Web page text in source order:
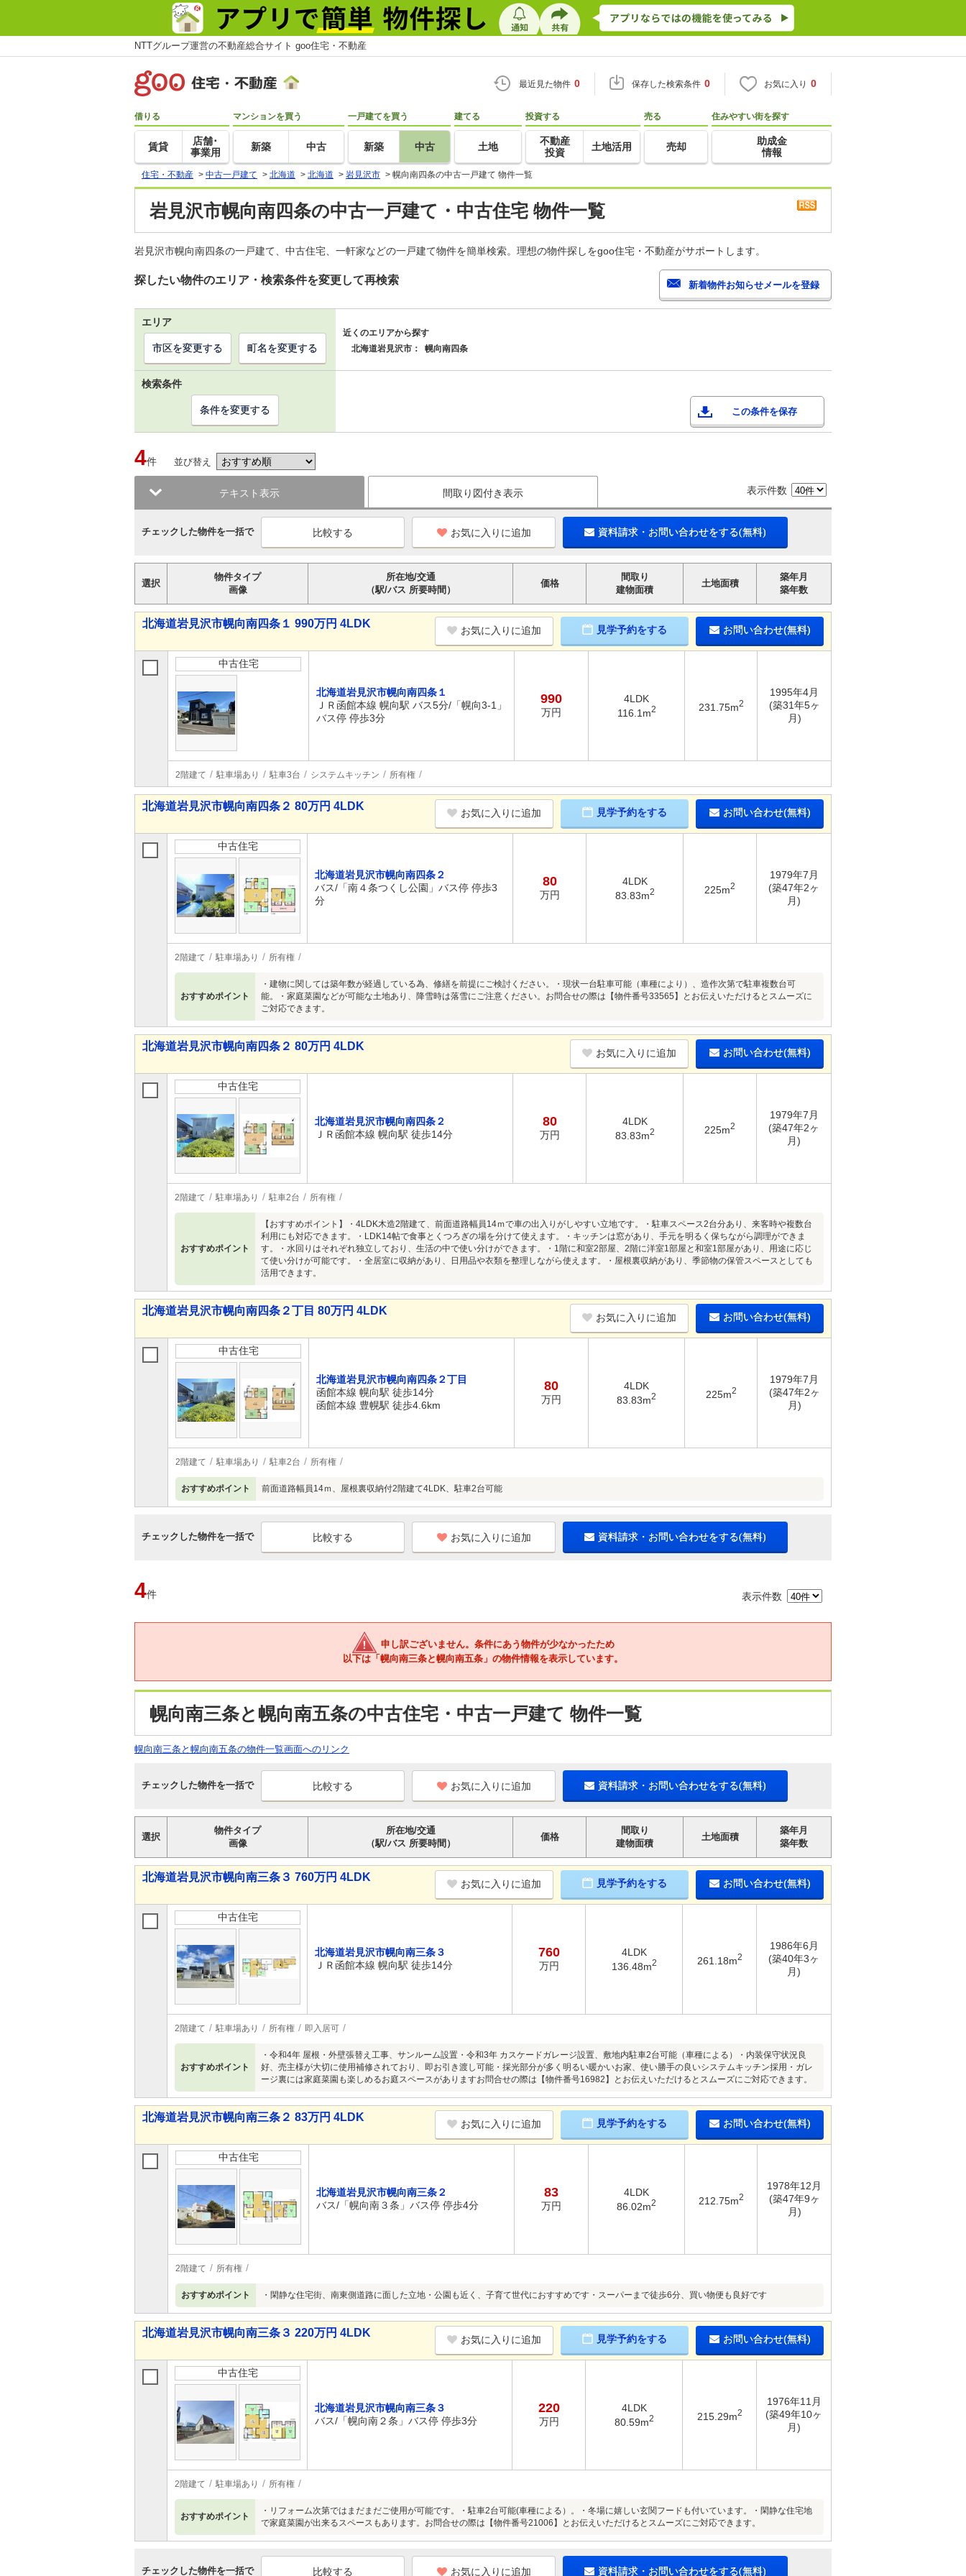
NTTグループ運営の不動産総合サイト goo住宅・不動産
最近見た物件 0 保存した検索条件 0 お気に入り 0
借りる
賃貸
店舗･
事業用
マンションを買う
新築 中古
一戸建てを買う
新築 中古
建てる
土地
投資する
不動産
投資
土地活用
売る
売却
住みやすい街を探す
助成金
情報
住宅・不動産 > 中古一戸建て > 北海道 > 北海道 > 岩見沢市 > 幌向南四条の中古一戸建て 物件一覧
岩見沢市幌向南四条の中古一戸建て・中古住宅 物件一覧
岩見沢市幌向南四条の一戸建て、中古住宅、一軒家などの一戸建て物件を簡単検索。理想の物件探しをgoo住宅・不動産がサポートします。
探したい物件のエリア・検索条件を変更して再検索
エリア
近くのエリアから探す
北海道岩見沢市：
幌向南四条
市区を変更する 町名を変更する
検索条件
この条件を保存
条件を変更する
4件 並び替え
テキスト表示 間取り図付き表示 表示件数
チェックした物件を一括で お気に入りに追加 資料請求・お問い合わせをする(無料)
選択
物件タイプ
画像
所在地/交通
（駅/バス 所要時間）
価格
間取り
建物面積
土地面積
築年月
築年数
北海道岩見沢市幌向南四条１ 990万円 4LDK
お気に入りに追加 見学予約をする お問い合わせ(無料)
中古住宅
北海道岩見沢市幌向南四条１
ＪＲ函館本線 幌向駅 バス5分/「幌向3-1」
バス停 停歩3分
990
万円
4LDK
116.1m2 231.75m2
1995年4月
(築31年5ヶ
月)
2階建て 駐車場あり 駐車3台 システムキッチン 所有権
北海道岩見沢市幌向南四条２ 80万円 4LDK
お気に入りに追加 見学予約をする お問い合わせ(無料)
中古住宅
北海道岩見沢市幌向南四条２
バス/「南４条つくし公園」バス停 停歩3
分
80
万円
4LDK
83.83m2 225m2
1979年7月
(築47年2ヶ
月)
2階建て 駐車場あり 所有権
おすすめポイント
・建物に関しては築年数が経過している為、修繕を前提にご検討ください。・現状一台駐車可能（車種により）、造作次第で駐車複数台可
能。・家庭菜園などが可能な土地あり、降雪時は落雪にご注意ください。お問合せの際は【物件番号33565】とお伝えいただけるとスムーズに
ご対応できます。
北海道岩見沢市幌向南四条２ 80万円 4LDK
お気に入りに追加 お問い合わせ(無料)
中古住宅
北海道岩見沢市幌向南四条２
ＪＲ函館本線 幌向駅 徒歩14分
80
万円
4LDK
83.83m2 225m2
1979年7月
(築47年2ヶ
月)
2階建て 駐車場あり 駐車2台 所有権
おすすめポイント
【おすすめポイント】・4LDK木造2階建て、前面道路幅員14ｍで車の出入りがしやすい立地です。・駐車スペース2台分あり、来客時や複数台
利用にも対応できます。・LDK14帖で食事とくつろぎの場を分けて使えます。・キッチンは窓があり、手元を明るく保ちながら調理ができま
す。・水回りはそれぞれ独立しており、生活の中で使い分けができます。・1階に和室2部屋、2階に洋室1部屋と和室1部屋があり、用途に応じ
て使い分けが可能です。・全居室に収納があり、日用品や衣類を整理しながら使えます。・屋根裏収納があり、季節物の保管スペースとしても
活用できます。
北海道岩見沢市幌向南四条２丁目 80万円 4LDK
お気に入りに追加 お問い合わせ(無料)
中古住宅
北海道岩見沢市幌向南四条２丁目
函館本線 幌向駅 徒歩14分
函館本線 豊幌駅 徒歩4.6km
80
万円
4LDK
83.83m2 225m2
1979年7月
(築47年2ヶ
月)
2階建て 駐車場あり 駐車2台 所有権
おすすめポイント 前面道路幅員14ｍ、屋根裏収納付2階建て4LDK、駐車2台可能
チェックした物件を一括で お気に入りに追加 資料請求・お問い合わせをする(無料)
4件 表示件数
申し訳ございません。条件にあう物件が少なかったため
以下は「幌向南三条と幌向南五条」の物件情報を表示しています。
幌向南三条と幌向南五条の中古住宅・中古一戸建て 物件一覧
幌向南三条と幌向南五条の物件一覧画面へのリンク
チェックした物件を一括で お気に入りに追加 資料請求・お問い合わせをする(無料)
選択
物件タイプ
画像
所在地/交通
（駅/バス 所要時間）
価格
間取り
建物面積
土地面積
築年月
築年数
北海道岩見沢市幌向南三条３ 760万円 4LDK
お気に入りに追加 見学予約をする お問い合わせ(無料)
中古住宅
北海道岩見沢市幌向南三条３
ＪＲ函館本線 幌向駅 徒歩14分
760
万円
4LDK
136.48m2 261.18m2
1986年6月
(築40年3ヶ
月)
2階建て 駐車場あり 所有権 即入居可
おすすめポイント
・令和4年 屋根・外壁張替え工事、サンルーム設置・令和3年 カスケードガレージ設置、敷地内駐車2台可能（車種による）・内装保守状況良
好、売主様が大切に使用補修されており、即お引き渡し可能・採光部分が多く明るい暖かいお家、使い勝手の良いシステムキッチン採用・ガレ
ージ裏には家庭菜園も楽しめるお庭スペースがありますお問合せの際は【物件番号16982】とお伝えいただけるとスムーズにご対応できます。
北海道岩見沢市幌向南三条２ 83万円 4LDK
お気に入りに追加 見学予約をする お問い合わせ(無料)
中古住宅
北海道岩見沢市幌向南三条２
バス/「幌向南３条」バス停 停歩4分
83
万円
4LDK
86.02m2 212.75m2
1978年12月
(築47年9ヶ
月)
2階建て 所有権
おすすめポイント ・閑静な住宅街、南東側道路に面した立地・公園も近く、子育て世代におすすめです・スーパーまで徒歩6分、買い物便も良好です
北海道岩見沢市幌向南三条３ 220万円 4LDK
お気に入りに追加 見学予約をする お問い合わせ(無料)
中古住宅
北海道岩見沢市幌向南三条３
バス/「幌向南２条」バス停 停歩3分
220
万円
4LDK
80.59m2 215.29m2
1976年11月
(築49年10ヶ
月)
2階建て 駐車場あり 所有権
おすすめポイント
・リフォーム次第ではまだまだご使用が可能です。・駐車2台可能(車種による）。・冬場に嬉しい玄関フードも付いています。・閑静な住宅地
で家庭菜園が出来るスペースもあります。お問合せの際は【物件番号21006】とお伝えいただけるとスムーズにご対応できます。
チェックした物件を一括で お気に入りに追加 資料請求・お問い合わせをする(無料)